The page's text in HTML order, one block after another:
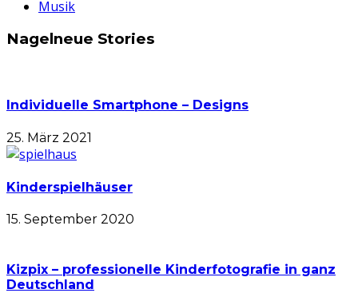
Musik
Nagelneue Stories
Individuelle Smartphone – Designs
25. März 2021
Kinderspielhäuser
15. September 2020
Kizpix – professionelle Kinderfotografie in ganz
Deutschland